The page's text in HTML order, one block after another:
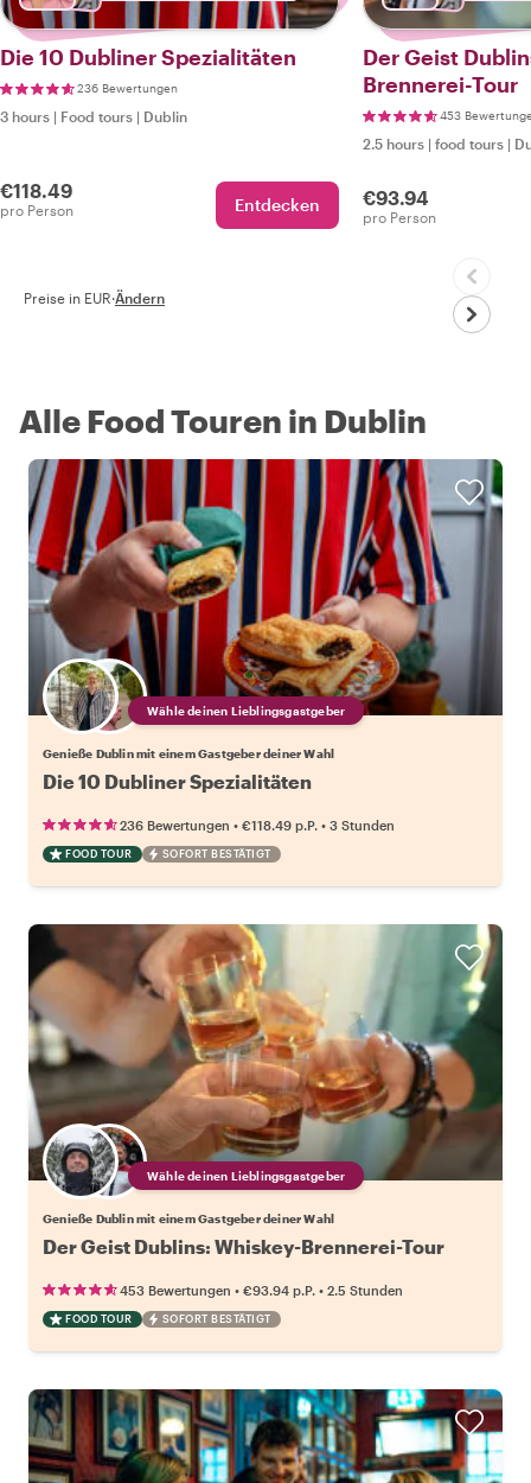
Die 10 Dubliner Spezialitäten
236 Bewertungen
3 hours | Food tours | Dublin
€118.49
pro Person Entdecken
Der Geist
Brennerei-Tour
453
2.5 hours | food tours |
€93.94
pro Person
Preise in EUR·Ändern
Alle Food Touren in Dublin
Wähle deinen Lieblingsgastgeber
Genieße Dublin mit einem Gastgeber deiner Wahl
Die 10 Dubliner Spezialitäten
236 Bewertungen • €118.49 p.P. • 3 Stunden
FOOD TOUR SOFORT BESTÄTIGT
Wähle deinen Lieblingsgastgeber
Genieße Dublin mit einem Gastgeber deiner Wahl
Der Geist Dublins: Whiskey-Brennerei-Tour
453 Bewertungen • €93.94 p.P. • 2.5 Stunden
FOOD TOUR SOFORT BESTÄTIGT